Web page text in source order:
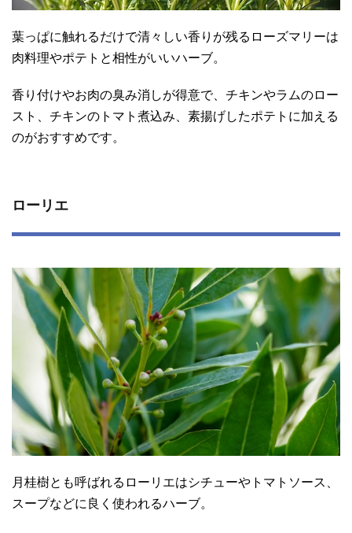
葉っぱに触れるだけで清々しい香りが残るローズマリーは
肉料理やポテトと相性がいいハーブ。
香り付けやお肉の臭み消しが得意で、チキンやラムのロー
スト、チキンのトマト煮込み、素揚げしたポテトに加える
のがおすすめです。
ローリエ
月桂樹とも呼ばれるローリエはシチューやトマトソース、
スープなどに良く使われるハーブ。